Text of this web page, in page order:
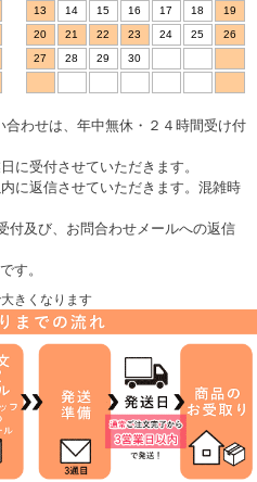
13
14 15 16 17 18
19
20
21 22 23 24 25
26
27
28 29 30
わせは、年中無休・２４時間受け付
に受付させていただきます。
に返信させていただきます。混雑時
付及び、お問合わせメールへの返信
す。
きくなります